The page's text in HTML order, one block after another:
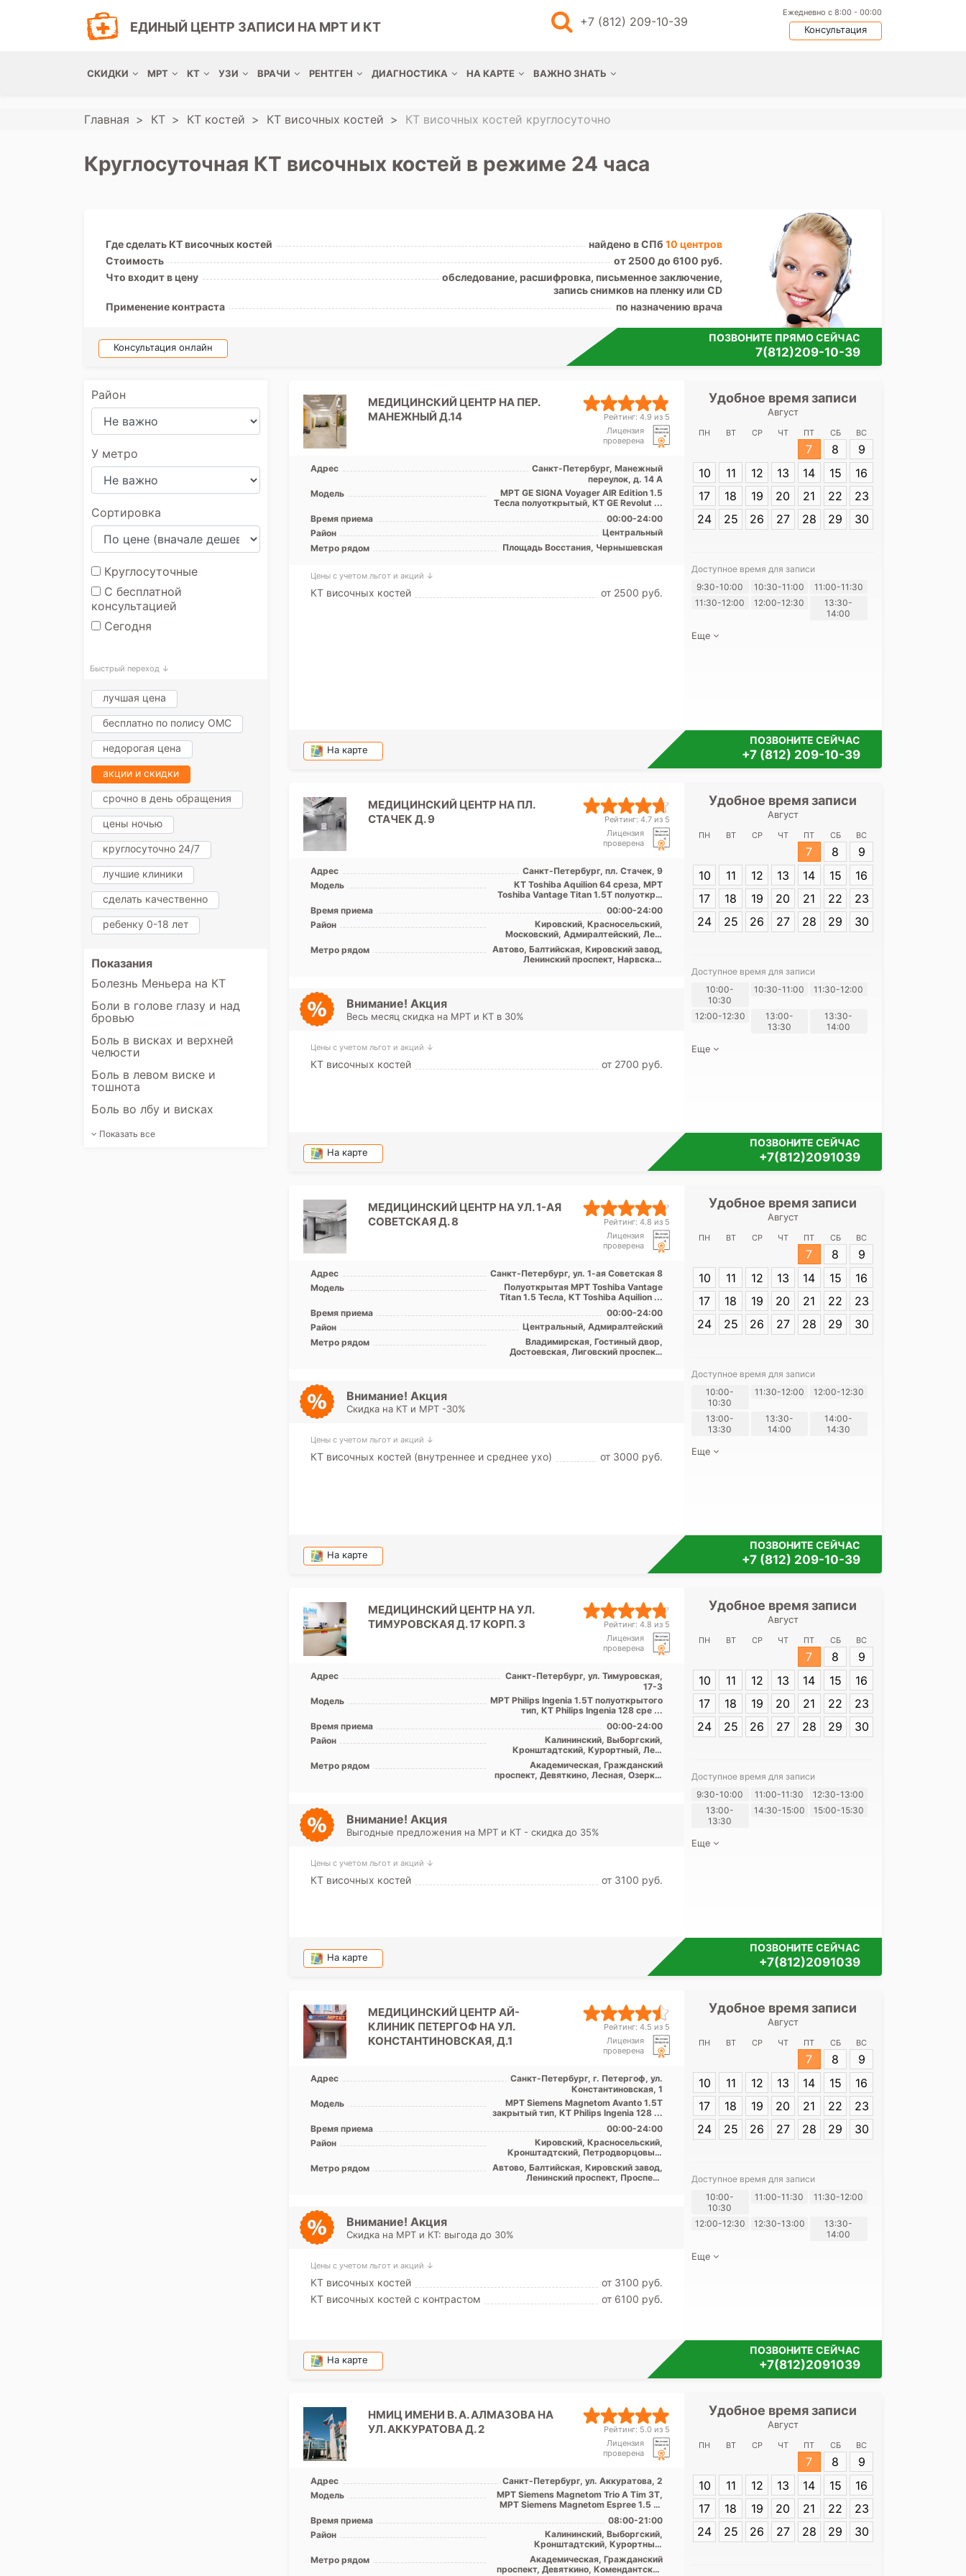
ЕДИНЫЙ ЦЕНТР ЗАПИСИ НА МРТ И КТ +7 (812) 209-10-39
Ежедневно с 8:00 - 00:00
Консультация
СКИДКИ МРТ КТ УЗИ ВРАЧИ РЕНТГЕН ДИАГНОСТИКА НА КАРТЕ ВАЖНО ЗНАТЬ
Главная КТ КТ костей КТ височных костей КТ височных костей круглосуточно
Круглосуточная КТ височных костей в режиме 24 часа
Где сделать КТ височных костей найдено в СПб 10 центров
Стоимость
от 2500 до 6100 руб.
Что входит в цену
обследование, расшифровка, письменное заключение,
запись снимков на пленку или CD
Применение контраста
по назначению врача
Консультация онлайн
ПОЗВОНИТЕ ПРЯМО СЕЙЧАС
7(812)209-10-39
Район
У метро
Сортировка
Круглосуточные
С бесплатной
консультацией
Сегодня
Быстрый переход ↓
лучшая цена
бесплатно по полису ОМС
недорогая цена
акции и скидки
срочно в день обращения
цены ночью
круглосуточно 24/7
лучшие клиники
сделать качественно
ребенку 0-18 лет
Показания
Болезнь Меньера на КТ
Боли в голове глазу и над
бровью
Боль в висках и верхней
челюсти
Боль в левом виске и
тошнота
Боль во лбу и висках
Показать все
МЕДИЦИНСКИЙ ЦЕНТР НА ПЕР.
МАНЕЖНЫЙ Д.14
Рейтинг: 4.9 из 5
Лицензия
проверена
Адрес
Санкт-Петербург, Манежный
переулок, д. 14 А
Модель
МРТ GE SIGNA Voyager AIR Edition 1.5
Tесла полуоткрытый, КТ GE Revolut ...
Время приема
00:00-24:00
Район
Центральный
Метро рядом
Площадь Восстания, Чернышевская
Цены с учетом льгот и акций ↓
КТ височных костей от 2500 pуб.
Удобное время записи
Август
ПН ВТ СР ЧТ ПТ СБ ВС
7 8
9
10
11 12 13 14 15
16
17
18 19 20 21 22
23
24
25 26 27 28 29 30
Доступное время для записи
9:30-10:00
10:30-11:00
11:00-11:30
11:30-12:00
12:00-12:30
13:30-
14:00
Еще
На карте
ПОЗВОНИТЕ СЕЙЧАС
+7 (812) 209-10-39
МЕДИЦИНСКИЙ ЦЕНТР НА ПЛ.
СТАЧЕК Д. 9
Рейтинг: 4.7 из 5
Лицензия
проверена
Адрес
Санкт-Петербург, пл. Стачек, 9
Модель
КТ Toshiba Аquilion 64 среза, МРТ
Toshiba Vantage Titan 1.5T полуоткры
...
Время приема
00:00-24:00
Район
Кировский, Красносельский,
Московский, Адмиралтейский, Лен.
область
Метро рядом
Автово, Балтийская, Кировский завод,
Ленинский проспект, Нарвская,
Внимание! Акция
Весь месяц скидка на МРТ и КТ в 30%
Цены с учетом льгот и акций ↓
КТ височных костей от 2700 pуб.
Удобное время записи
Август
ПН ВТ СР ЧТ ПТ СБ ВС
7 8
9
10
11 12 13 14 15
16
17
18 19 20 21 22
23
24
25 26 27 28 29 30
Доступное время для записи
10:00-
10:30
10:30-11:00 11:30-12:00
12:00-12:30
13:00-
13:30
13:30-
14:00
Еще
На карте
ПОЗВОНИТЕ СЕЙЧАС
+7(812)2091039
МЕДИЦИНСКИЙ ЦЕНТР НА УЛ. 1-АЯ
СОВЕТСКАЯ Д. 8
Рейтинг: 4.8 из 5
Лицензия
проверена
Адрес
Санкт-Петербург, ул. 1-ая Советская 8
Модель
Полуоткрытая МРТ Toshiba Vantage
Titan 1.5 Тесла, КТ Toshiba Aquilion ...
Время приема
00:00-24:00
Район
Центральный, Адмиралтейский
Метро рядом
Владимирская, Гостиный двор,
Достоевская, Лиговский проспект,
Внимание! Акция
Скидка на КТ и МРТ -30%
Цены с учетом льгот и акций ↓
КТ височных костей (внутреннее и среднее ухо) от 3000 pуб.
Удобное время записи
Август
ПН ВТ СР ЧТ ПТ СБ ВС
7 8
9
10
11 12 13 14 15
16
17
18 19 20 21 22
23
24
25 26 27 28 29 30
Доступное время для записи
10:00-
10:30
11:30-12:00 12:00-12:30
13:00-
13:30
13:30-
14:00
14:00-
14:30
Еще
На карте
ПОЗВОНИТЕ СЕЙЧАС
+7 (812) 209-10-39
МЕДИЦИНСКИЙ ЦЕНТР НА УЛ.
ТИМУРОВСКАЯ Д. 17 КОРП. 3
Рейтинг: 4.8 из 5
Лицензия
проверена
Адрес
Санкт-Петербург, ул. Тимуровская,
17-3
Модель
МРТ Philips Ingenia 1.5T полуоткрытого
тип, КТ Philips Ingenia 128 сре ...
Время приема
00:00-24:00
Район
Калининский, Выборгский,
Кронштадтский, Курортный, Лен.
область
Метро рядом
Академическая, Гражданский
проспект, Девяткино, Лесная, Озерки,
Внимание! Акция
Выгодные предложения на МРТ и КТ - скидка до 35%
Цены с учетом льгот и акций ↓
КТ височных костей от 3100 pуб.
Удобное время записи
Август
ПН ВТ СР ЧТ ПТ СБ ВС
7 8
9
10
11 12 13 14 15
16
17
18 19 20 21 22
23
24
25 26 27 28 29 30
Доступное время для записи
9:30-10:00
11:00-11:30
12:30-13:00
13:00-
13:30
14:30-15:00 15:00-15:30
Еще
На карте
ПОЗВОНИТЕ СЕЙЧАС
+7(812)2091039
МЕДИЦИНСКИЙ ЦЕНТР АЙ-
КЛИНИК ПЕТЕРГОФ НА УЛ.
КОНСТАНТИНОВСКАЯ, Д.1
Рейтинг: 4.5 из 5
Лицензия
проверена
Адрес
Санкт-Петербург, г. Петергоф, ул.
Константиновская, 1
Модель
МРТ Siemens Magnetom Avanto 1.5T
закрытый тип, КТ Philips Ingenia 128 ...
Время приема
00:00-24:00
Район
Кировский, Красносельский,
Кронштадтский, Петродворцовый,
Лен. область
Метро рядом
Автово, Балтийская, Кировский завод,
Ленинский проспект, Проспект
Внимание! Акция
Скидка на МРТ и КТ: выгода до 30%
Цены с учетом льгот и акций ↓
КТ височных костей
от 3100 pуб.
КТ височных костей с контрастом
от 6100 pуб.
Удобное время записи
Август
ПН ВТ СР ЧТ ПТ СБ ВС
7 8
9
10
11 12 13 14 15
16
17
18 19 20 21 22
23
24
25 26 27 28 29 30
Доступное время для записи
10:00-
10:30
11:00-11:30 11:30-12:00
12:00-12:30 12:30-13:00
13:30-
14:00
Еще
На карте
ПОЗВОНИТЕ СЕЙЧАС
+7(812)2091039
НМИЦ ИМЕНИ В. А. АЛМАЗОВА НА
УЛ. АККУРАТОВА Д. 2
Рейтинг: 5.0 из 5
Лицензия
проверена
Адрес
Санкт-Петербург, ул. Аккуратова, 2
Модель
МРТ Siemens Magnetom Trio A Tim 3Т,
МРТ Siemens Magnetom Espree 1.5 за
...
Время приема
08:00-21:00
Район
Калининский, Выборгский,
Кронштадтский, Курортный,
Петроградский, Приморский, Лен.
область
Метро рядом
Академическая, Гражданский
проспект, Девяткино, Комендантский
Удобное время записи
Август
ПН ВТ СР ЧТ ПТ СБ ВС
7 8
9
10
11 12 13 14 15
16
17
18 19 20 21 22
23
24
25 26 27 28 29 30